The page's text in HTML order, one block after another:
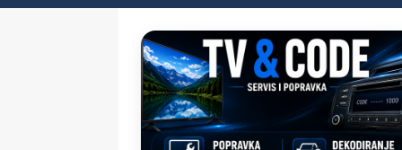
[ 19. jul 2026. ] Da li i obraz ima
[ 16. jul 2026. ] Mile će da ti oprosti
[ 16. jul 2026. ] Krediti i dugovi
[ 15. jul 2026. ] Politički potres u